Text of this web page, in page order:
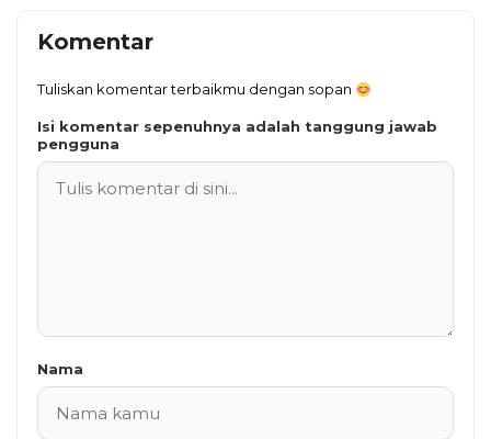
Komentar
Tuliskan komentar terbaikmu dengan sopan
Isi komentar sepenuhnya adalah tanggung jawab
pengguna
Nama